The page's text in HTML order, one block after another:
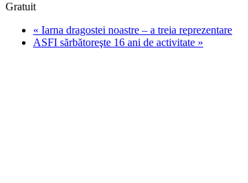
Gratuit
« Iarna dragostei noastre – a treia reprezentare
ASFI sărbătoreşte 16 ani de activitate »